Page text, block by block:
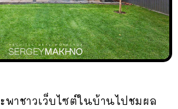
พาชาวเว็บไซต์ในบ้านไปชมผล